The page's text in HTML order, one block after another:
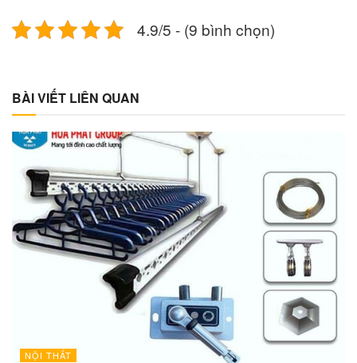
4.9/5 - (9 bình chọn)
BÀI VIẾT LIÊN QUAN
NỘI THẤT